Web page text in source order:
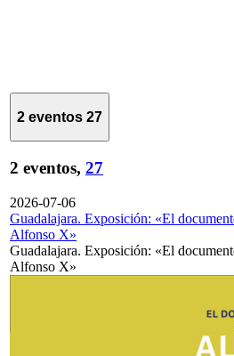
2 eventos 27
2 eventos, 27
2026-07-06
Guadalajara. Exposición: «El
Alfonso X»
Guadalajara. Exposición: «El
Alfonso X»